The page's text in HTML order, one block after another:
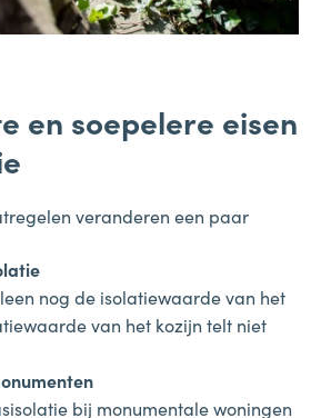
en soepelere eisen
veranderen een paar
nog de isolatiewaarde van het
van het kozijn telt niet
bij monumentale woningen